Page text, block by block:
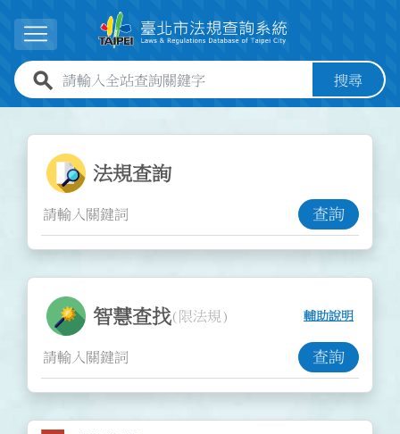
展開選單
全站查詢關鍵字欄位 搜尋
法規查詢功能
法規查詢
查詢
智慧查找功能
智慧查找(限法規) 輔助說明
查詢
常用詞彙圖標